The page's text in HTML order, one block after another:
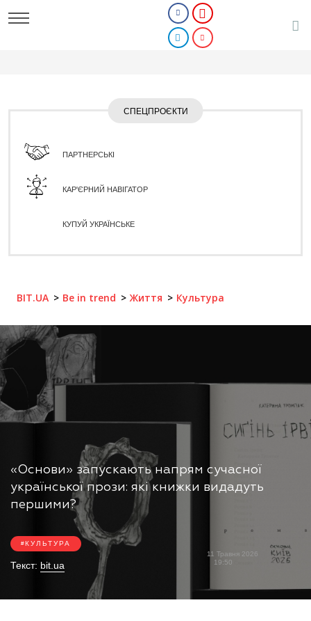
СПЕЦПРОЄКТИ
ПАРТНЕРСЬКІ
КАР'ЄРНИЙ НАВІГАТОР
КУПУЙ УКРАЇНСЬКЕ
BIT.UA Be in trend Життя Культура
«Основи» запускають напрям сучасної
української прози: які книжки видадуть
першими?
КУЛЬТУРА
Текст: bit.ua
11 Травня 2026
19:50